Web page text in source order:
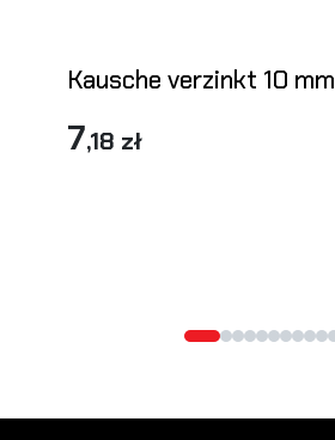
Kausche verzinkt 10 mm
7,18 zł